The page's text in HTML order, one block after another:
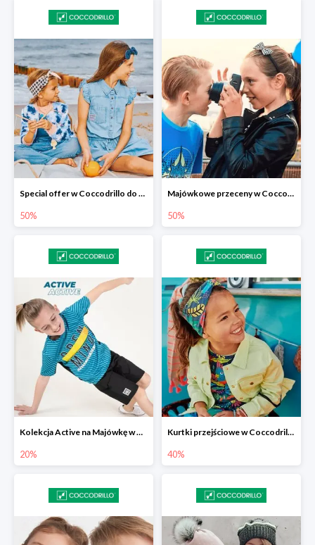
Special offer w Coccodrillo do -50%
50%
Majówkowe przeceny w Coccodrillo do -50%
50%
Kolekcja Active na Majówkę w Coccodrillo -20%
20%
Kurtki przejściowe w Coccodrillo do -40%
40%